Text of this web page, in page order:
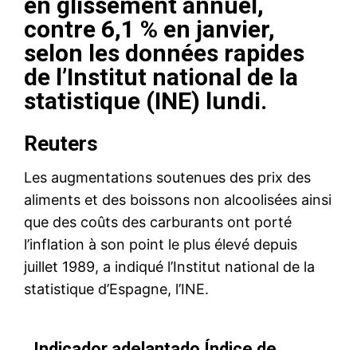
contre 6,1 % en janvier,
selon les données rapides
de l’Institut national de la
statistique (INE) lundi.
Reuters
Les augmentations soutenues des prix des
aliments et des boissons non alcoolisées ainsi
que des coûts des carburants ont porté
l’inflation à son point le plus élevé depuis
juillet 1989, a indiqué l’Institut national de la
statistique d’Espagne, l’INE.